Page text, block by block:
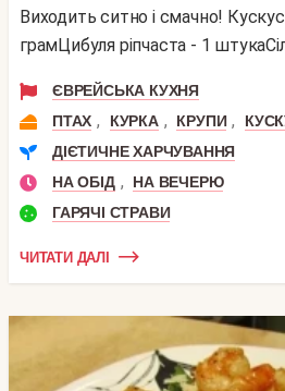
Виходить ситно і смачно!
грамЦибуля ріпчаста - 1
ЄВРЕЙСЬКА КУХНЯ
ПТАХ , КУРКА , КРУПИ ,
ДІЄТИЧНЕ ХАРЧУВАННЯ
НА ОБІД ,
НА ВЕЧЕРЮ
ГАРЯЧІ СТРАВИ
ЧИТАТИ ДАЛІ